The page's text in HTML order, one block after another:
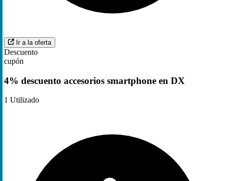
Ir a la oferta
Descuento
cupón
4% descuento accesorios smartphone en DX
1 Utilizado